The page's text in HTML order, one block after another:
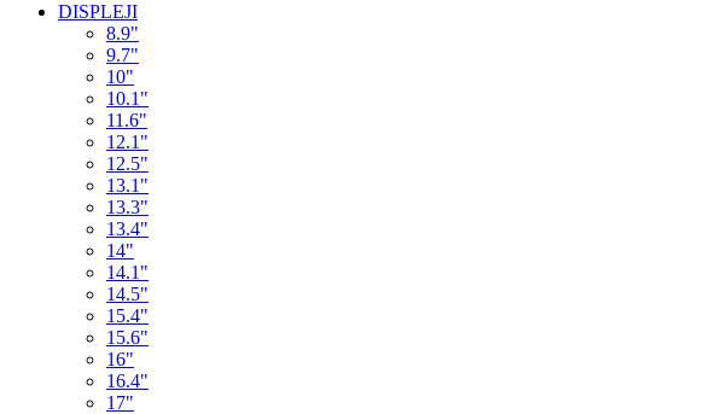
DISPLEJI
8.9"
9.7"
10"
10.1"
11.6"
12.1"
12.5"
13.1"
13.3"
13.4"
14"
14.1"
14.5"
15.4"
15.6"
16"
16.4"
17"